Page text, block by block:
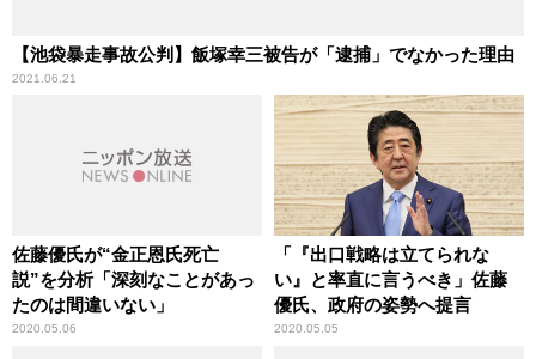
【池袋暴走事故公判】飯塚幸三被告が「逮捕」でなかった理由
2021.06.21
佐藤優氏が“金正恩氏死亡
説”を分析「深刻なことがあっ
たのは間違いない」
2020.05.06
「『出口戦略は立てられな
い』と率直に言うべき」佐藤
優氏、政府の姿勢へ提言
2020.05.05